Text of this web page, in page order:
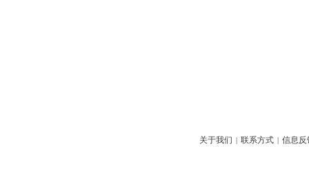
关于我们 | 联系方式 | 信息反